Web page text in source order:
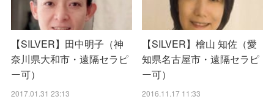
【SILVER】田中明子（神
奈川県大和市・遠隔セラピ
ー可）
2017.01.31 23:13
【SILVER】檜山 知佐（愛
知県名古屋市・遠隔セラピ
ー可）
2016.11.17 11:33